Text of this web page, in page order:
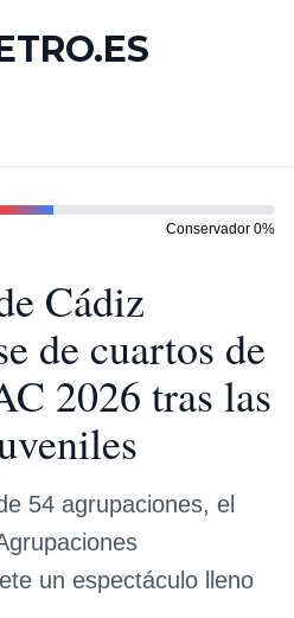
Conservador 0%
Cádiz
de cuartos de
2026 tras las
54 agrupaciones, el
un espectáculo lleno